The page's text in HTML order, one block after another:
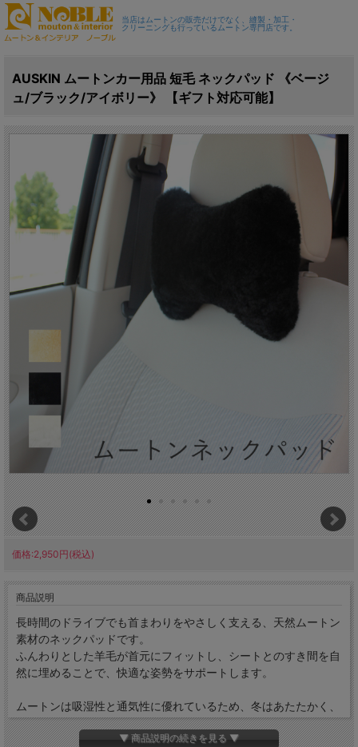
当店はムートンの販売だけでなく、縫製・加工・
クリーニングも行っているムートン専門店です。
AUSKIN ムートンカー用品 短毛 ネックパッド 《ベージ
ュ/ブラック/アイボリー》 【ギフト対応可能】
価格:2,950円(税込)
商品説明
長時間のドライブでも首まわりをやさしく支える、天然ムートン
素材のネックパッドです。
ふんわりとした羊毛が首元にフィットし、シートとのすき間を自
然に埋めることで、快適な姿勢をサポートします。
ムートンは吸湿性と通気性に優れているため、冬はあたたかく、
夏はさらっとした心地よさ。
蒸れにくく、一年を通して快適にお使いいただけます。
▼ 商品説明の続きを見る ▼